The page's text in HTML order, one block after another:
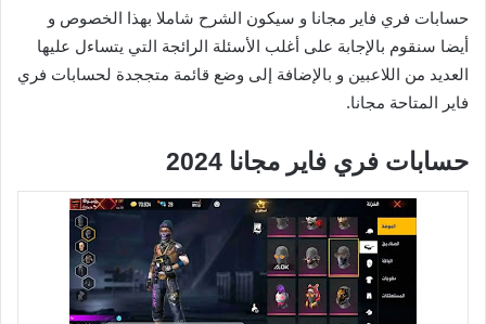
حسابات فري فاير مجانا و سيكون الشرح شاملا بهذا الخصوص و
أيضا سنقوم بالإجابة على أغلب الأسئلة الرائجة التي يتساءل عليها
العديد من اللاعبين و بالإضافة إلى وضع قائمة متججدة لحسابات فري
فاير المتاحة مجانا.
حسابات فري فاير مجانا 2024